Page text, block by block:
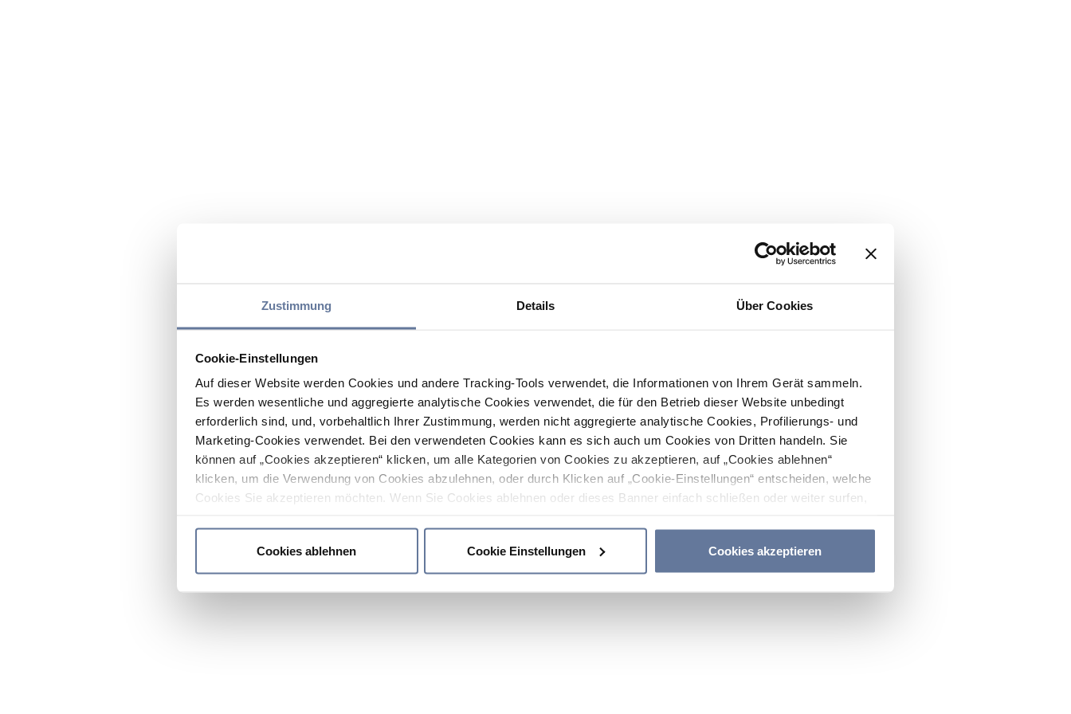
Zustimmung Details Über Cookies
Cookie-Einstellungen
Auf dieser Website werden Cookies und andere Tracking-Tools verwendet, die Informationen von Ihrem Gerät sammeln.
Es werden wesentliche und aggregierte analytische Cookies verwendet, die für den Betrieb dieser Website unbedingt
erforderlich sind, und, vorbehaltlich Ihrer Zustimmung, werden nicht aggregierte analytische Cookies, Profilierungs- und
Marketing-Cookies verwendet. Bei den verwendeten Cookies kann es sich auch um Cookies von Dritten handeln. Sie
können auf „Cookies akzeptieren“ klicken, um alle Kategorien von Cookies zu akzeptieren, auf „Cookies ablehnen“
klicken, um die Verwendung von Cookies abzulehnen, oder durch Klicken auf „Cookie-Einstellungen“ entscheiden, welche
Cookies Sie akzeptieren möchten. Wenn Sie Cookies ablehnen oder dieses Banner einfach schließen oder weiter surfen,
Cookies ablehnen
Cookie Einstellungen Cookies akzeptieren